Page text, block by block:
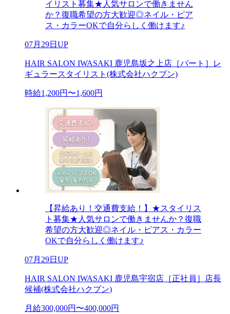
イリスト募集★人気サロンで働きません
か？復職希望の方大歓迎◎ネイル・ピア
ス・カラーOKで自分らしく働けます♪
07月29日UP
HAIR SALON IWASAKI 鹿児島坂之上店［パート］レ
ギュラースタイリスト(株式会社ハクブン)
時給1,200円〜1,600円
【昇給あり！交通費支給！】★スタイリス
ト募集★人気サロンで働きませんか？復職
希望の方大歓迎◎ネイル・ピアス・カラー
OKで自分らしく働けます♪
07月29日UP
HAIR SALON IWASAKI 鹿児島宇宿店［正社員］店長
候補(株式会社ハクブン)
月給300,000円〜400,000円